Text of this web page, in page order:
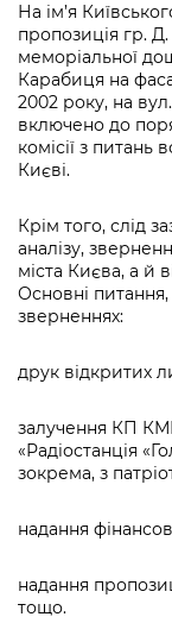
На ім’я
пропозиція гр.
меморіальної
Карабиця на
2002 року, на
включено до
комісії з питань
Києві.
Крім того, слід
аналізу,
міста Києва, а й
Основні
зверненнях:
друк відкритих
залучення КП
«Радіостанція
зокрема, з
надання
надання
тощо.